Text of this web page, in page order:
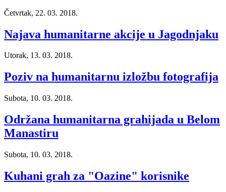
Četvrtak, 22. 03. 2018.
Najava humanitarne akcije u Jagodnjaku
Utorak, 13. 03. 2018.
Poziv na humanitarnu izložbu fotografija
Subota, 10. 03. 2018.
Održana humanitarna grahijada u Belom
Manastiru
Subota, 10. 03. 2018.
Kuhani grah za "Oazine" korisnike